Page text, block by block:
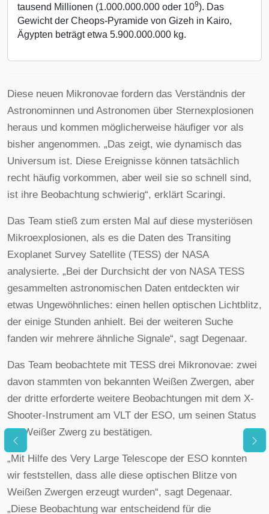
tausend Millionen (1.000.000.000 oder 109). Das
Gewicht der Cheops-Pyramide von Gizeh in Kairo,
Ägypten beträgt etwa 5.900.000.000 kg.
Diese neuen Mikronovae fordern das Verständnis der
Astronominnen und Astronomen über Sternexplosionen
heraus und kommen möglicherweise häufiger vor als
bisher angenommen. „Das zeigt, wie dynamisch das
Universum ist. Diese Ereignisse können tatsächlich
recht häufig vorkommen, aber weil sie so schnell sind,
ist ihre Beobachtung schwierig“, erklärt Scaringi.
Das Team stieß zum ersten Mal auf diese mysteriösen
Mikroexplosionen, als es die Daten des Transiting
Exoplanet Survey Satellite (TESS) der NASA
analysierte. „Bei der Durchsicht der von NASA TESS
gesammelten astronomischen Daten entdeckten wir
etwas Ungewöhnliches: einen hellen optischen Lichtblitz,
der einige Stunden anhielt. Bei der weiteren Suche
fanden wir mehrere ähnliche Signale“, sagt Degenaar.
Das Team beobachtete mit TESS drei Mikronovae: zwei
davon stammten von bekannten Weißen Zwergen, aber
der dritte erforderte weitere Beobachtungen mit dem X-
Shooter-Instrument am VLT der ESO, um seinen Status
als Weißer Zwerg zu bestätigen.
„Mit Hilfe des Very Large Telescope der ESO konnten
wir feststellen, dass alle diese optischen Blitze von
Weißen Zwergen erzeugt wurden“, sagt Degenaar.
„Diese Beobachtung war entscheidend für die